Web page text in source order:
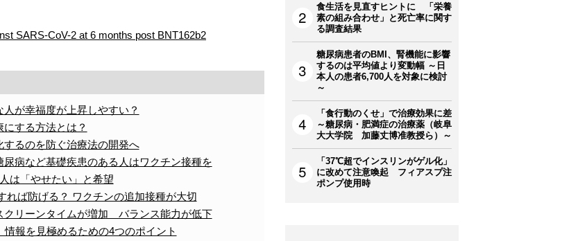
SARS-CoV-2 at 6 months post BNT162b2
が幸福度が上昇しやすい？
する方法とは？
するのを防ぐ治療法の開発へ
病など基礎疾患のある人はワクチン接種を
は「やせたい」と希望
れば防げる？ ワクチンの追加接種が大切
リーンタイムが増加 バランス能力が低下
報を見極めるための4つのポイント
食生活を見直すヒントに 「栄養
素の組み合わせ」と死亡率に関す
る調査結果
糖尿病患者のBMI、腎機能に影響
するのは平均値より変動幅 ～日
本人の患者6,700人を対象に検討
～
「食行動のくせ」で治療効果に差
～糖尿病・肥満症の治療薬（岐阜
大大学院 加藤丈博准教授ら）～
「37℃超でインスリンがゲル化」
に改めて注意喚起 フィアスプ注
ポンプ使用時